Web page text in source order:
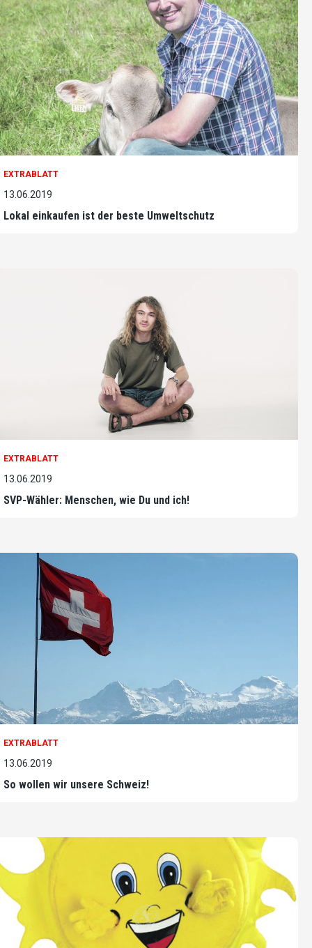
EXTRABLATT
13.06.2019
Lokal einkaufen ist der beste Umweltschutz
EXTRABLATT
13.06.2019
SVP-Wähler: Menschen, wie Du und ich!
EXTRABLATT
13.06.2019
So wollen wir unsere Schweiz!